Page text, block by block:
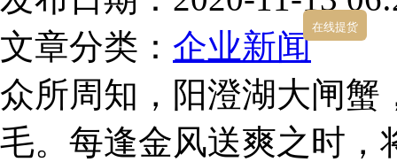
文章分类： 企业新闻
众所周知，阳澄湖大闸蟹
毛。每逢金风送爽之时，
在线提货